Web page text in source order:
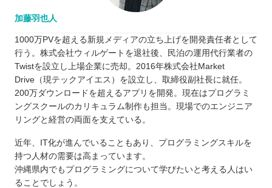
加藤羽也人
1000万PVを超える新規メディアの立ち上げを開発責任者として
行う。株式会社ウィルゲートを退社後、民泊の運用代行業者の
Twistを設立し上場企業に売却。2016年株式会社Market
Drive（現テックアイエス）を設立し、取締役副社長に就任。
200万ダウンロードを超えるアプリを開発。現在はプログラミ
ングスクールのカリキュラム制作も担当。現場でのエンジニア
リングと経営の両面を支えている。
近年、IT化が進んでいることもあり、プログラミングスキルを
持つ人材の需要は高まっています。
沖縄県内でもプログラミングについて学びたいと考える人はい
ることでしょう。